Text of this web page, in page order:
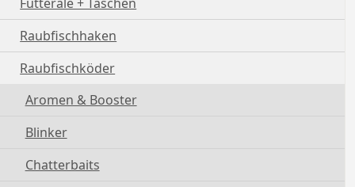
Raubfischhaken
Raubfischköder
Aromen & Booster
Blinker
Chatterbaits